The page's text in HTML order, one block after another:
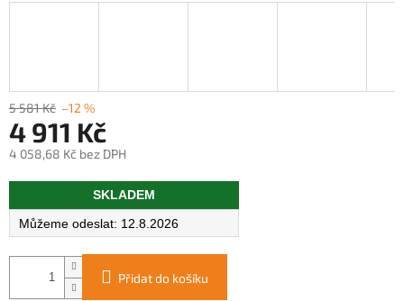
5 581 Kč –12 %
4 911 Kč
4 058,68 Kč bez DPH
Měrná
SKLADEM
12.8.2026
Přidat do košíku